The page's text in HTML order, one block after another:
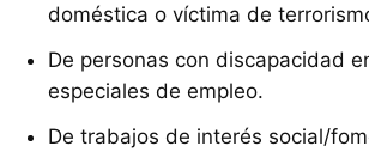
doméstica o víctima de
De personas con discapacidad
especiales de empleo.
De trabajos de interés social/